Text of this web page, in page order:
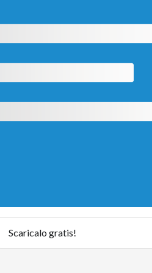
Scaricalo gratis!